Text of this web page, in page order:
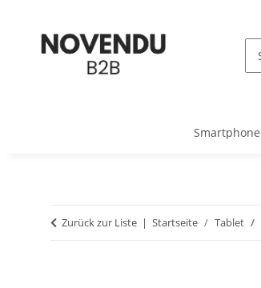
Smartphone
Zurück zur Liste Startseite Tablet